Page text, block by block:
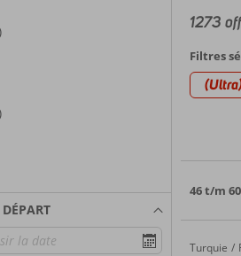
1273
Filtres
46 t/m
Accueil
Turquie
My